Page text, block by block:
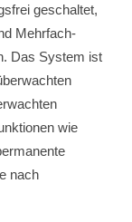
geschaltet,
Mehrfach-
Das System ist
wie
nach